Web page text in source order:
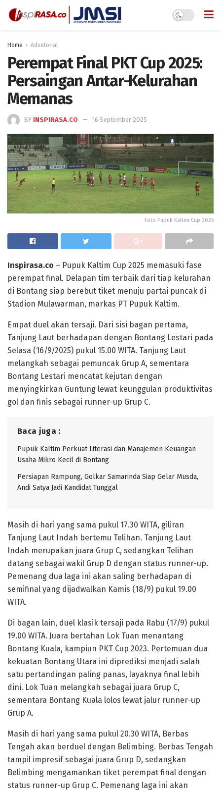
Home Advetorial
Perempat Final PKT Cup 2025:
Persaingan Antar-Kelurahan
Memanas
BY INSPIRASA.CO 16 September 2025
Foto Pupuk Kaltim Cup 2025
Inspirasa.co – Pupuk Kaltim Cup 2025 memasuki fase
perempat final. Delapan tim terbaik dari tiap kelurahan
di Bontang siap berebut tiket menuju partai puncak di
Stadion Mulawarman, markas PT Pupuk Kaltim.
Empat duel akan tersaji. Dari sisi bagan pertama,
Tanjung Laut berhadapan dengan Bontang Lestari pada
Selasa (16/9/2025) pukul 15.00 WITA. Tanjung Laut
melangkah sebagai pemuncak Grup A, sementara
Bontang Lestari mencatat kejutan dengan
menyingkirkan Guntung lewat keunggulan produktivitas
gol dan finis sebagai runner-up Grup C.
Baca juga :
Pupuk Kaltim Perkuat Literasi dan Manajemen Keuangan
Usaha Mikro Kecil di Bontang
Persiapan Rampung, Golkar Samarinda Siap Gelar Musda,
Andi Satya Jadi Kandidat Tunggal
Masih di hari yang sama pukul 17.30 WITA, giliran
Tanjung Laut Indah bertemu Telihan. Tanjung Laut
Indah merupakan juara Grup C, sedangkan Telihan
datang sebagai wakil Grup D dengan status runner-up.
Pemenang dua laga ini akan saling berhadapan di
semifinal yang dijadwalkan Kamis (18/9) pukul 19.00
WITA.
Di bagan lain, duel klasik tersaji pada Rabu (17/9) pukul
19.00 WITA. Juara bertahan Lok Tuan menantang
Bontang Kuala, kampiun PKT Cup 2023. Pertemuan dua
kekuatan Bontang Utara ini diprediksi menjadi salah
satu pertandingan paling panas, layaknya final lebih
dini. Lok Tuan melangkah sebagai juara Grup C,
sementara Bontang Kuala lolos lewat jalur runner-up
Grup A.
Masih di hari yang sama pukul 20.30 WITA, Berbas
Tengah akan berduel dengan Belimbing. Berbas Tengah
tampil impresif sebagai juara Grup D, sedangkan
Belimbing mengamankan tiket perempat final dengan
status runner-up Grup C. Pemenang laga ini akan